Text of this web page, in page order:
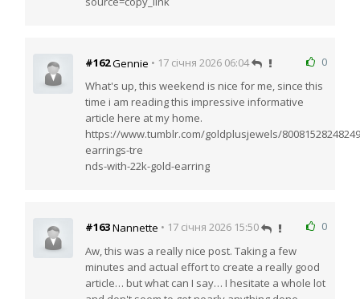
0
#162Gennie • 17 січня 2026 06:04
What's up, this weekend is nice for me, since this
time i am reading this impressive informative
article here at my home.
https://www.tumblr.com/goldplusjewels/
earrings-tre
nds-with-22k-gold-earring
0
#163Nannette • 17 січня 2026 15:50
Aw, this was a really nice post. Taking a few
minutes and actual effort to create a really good
article… but what can I say… I hesitate a whole lot